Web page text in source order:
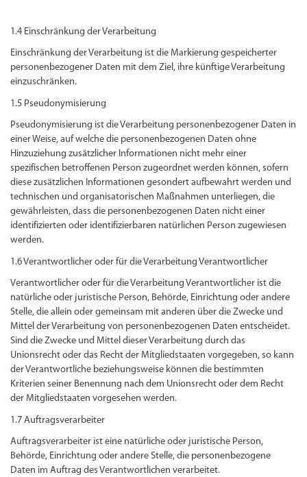
1.4 Einschränkung der Verarbeitung
Einschränkung der Verarbeitung ist die Markierung gespeicherter
personenbezogener Daten mit dem Ziel, ihre künftige Verarbeitung
einzuschränken.
1.5 Pseudonymisierung
Pseudonymisierung ist die Verarbeitung personenbezogener Daten in
einer Weise, auf welche die personenbezogenen Daten ohne
Hinzuziehung zusätzlicher Informationen nicht mehr einer
spezifischen betroffenen Person zugeordnet werden können, sofern
diese zusätzlichen Informationen gesondert aufbewahrt werden und
technischen und organisatorischen Maßnahmen unterliegen, die
gewährleisten, dass die personenbezogenen Daten nicht einer
identifizierten oder identifizierbaren natürlichen Person zugewiesen
werden.
1.6 Verantwortlicher oder für die Verarbeitung Verantwortlicher
Verantwortlicher oder für die Verarbeitung Verantwortlicher ist die
natürliche oder juristische Person, Behörde, Einrichtung oder andere
Stelle, die allein oder gemeinsam mit anderen über die Zwecke und
Mittel der Verarbeitung von personenbezogenen Daten entscheidet.
Sind die Zwecke und Mittel dieser Verarbeitung durch das
Unionsrecht oder das Recht der Mitgliedstaaten vorgegeben, so kann
der Verantwortliche beziehungsweise können die bestimmten
Kriterien seiner Benennung nach dem Unionsrecht oder dem Recht
der Mitgliedstaaten vorgesehen werden.
1.7 Auftragsverarbeiter
Auftragsverarbeiter ist eine natürliche oder juristische Person,
Behörde, Einrichtung oder andere Stelle, die personenbezogene
Daten im Auftrag des Verantwortlichen verarbeitet.